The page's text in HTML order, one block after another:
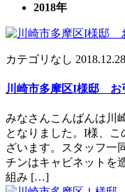
2018年
カテゴリなし 2018.12.28
川崎市多摩区I様邸 お
みなさんこんばんは川
となりました。I様、
ざいます。スタッフ一
チンはキャビネットを
組み […]